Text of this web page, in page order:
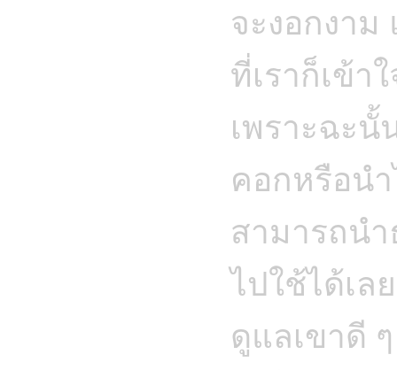
จะงอกงาม
ที่เราก็เข้า
เพราะฉะนั้
คอกหรือน
สามารถน
ไปใช้ได้เล
ดูแลเขาดี